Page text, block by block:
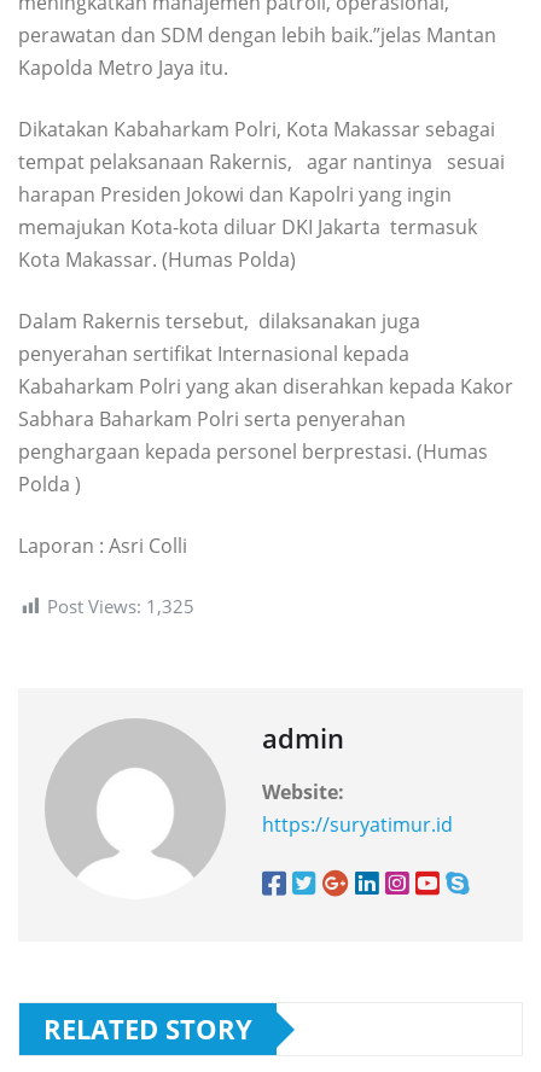
perawatan dan SDM dengan lebih baik.”jelas Mantan
Kapolda Metro Jaya itu.
Dikatakan Kabaharkam Polri, Kota Makassar sebagai
tempat pelaksanaan Rakernis, agar nantinya sesuai
harapan Presiden Jokowi dan Kapolri yang ingin
memajukan Kota-kota diluar DKI Jakarta termasuk
Kota Makassar. (Humas Polda)
Dalam Rakernis tersebut, dilaksanakan juga
penyerahan sertifikat Internasional kepada
Kabaharkam Polri yang akan diserahkan kepada Kakor
Sabhara Baharkam Polri serta penyerahan
penghargaan kepada personel berprestasi. (Humas
Polda )
Laporan : Asri Colli
Post Views: 1,325
admin
Website:
https://suryatimur.id
RELATED STORY